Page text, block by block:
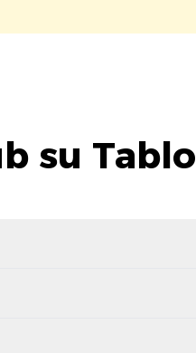
su Tablo